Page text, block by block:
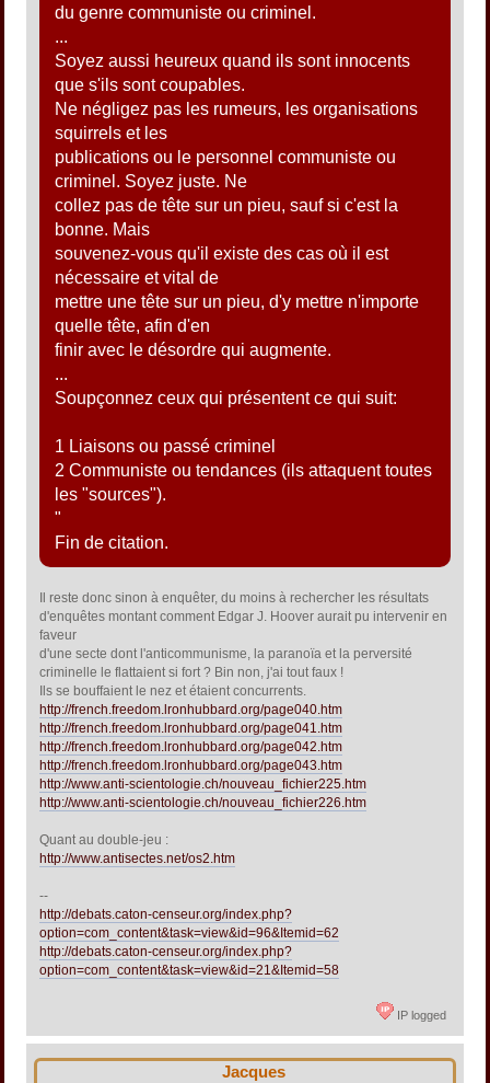
du genre communiste ou criminel.
...
Soyez aussi heureux quand ils sont innocents
que s'ils sont coupables.
Ne négligez pas les rumeurs, les organisations
squirrels et les
publications ou le personnel communiste ou
criminel. Soyez juste. Ne
collez pas de tête sur un pieu, sauf si c'est la
bonne. Mais
souvenez-vous qu'il existe des cas où il est
nécessaire et vital de
mettre une tête sur un pieu, d'y mettre n'importe
quelle tête, afin d'en
finir avec le désordre qui augmente.
...
Soupçonnez ceux qui présentent ce qui suit:
1 Liaisons ou passé criminel
2 Communiste ou tendances (ils attaquent toutes
les "sources").
"
Fin de citation.
Il reste donc sinon à enquêter, du moins à rechercher les résultats
d'enquêtes montant comment Edgar J. Hoover aurait pu intervenir en
faveur
d'une secte dont l'anticommunisme, la paranoïa et la perversité
criminelle le flattaient si fort ? Bin non, j'ai tout faux !
Ils se bouffaient le nez et étaient concurrents.
http://french.freedom.lronhubbard.org/page040.htm
http://french.freedom.lronhubbard.org/page041.htm
http://french.freedom.lronhubbard.org/page042.htm
http://french.freedom.lronhubbard.org/page043.htm
http://www.anti-scientologie.ch/nouveau_fichier225.htm
http://www.anti-scientologie.ch/nouveau_fichier226.htm
Quant au double-jeu :
http://www.antisectes.net/os2.htm
--
http://debats.caton-censeur.org/index.php?
option=com_content&task=view&id=96&Itemid=62
http://debats.caton-censeur.org/index.php?
option=com_content&task=view&id=21&Itemid=58
IP logged
Jacques